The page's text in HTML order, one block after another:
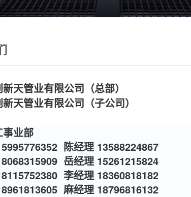
天管业有限公司（总部）
天管业有限公司（子公司）
业部
陈经理 13588224867
岳经理 15261215824
李经理 18360818182
麻经理 18796816132